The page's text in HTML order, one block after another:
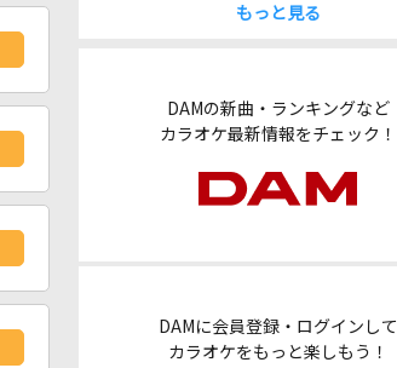
もっと見る
DAMの新曲・ランキングなど
カラオケ最新情報をチェック！
DAMに会員登録・ログインして
カラオケをもっと楽しもう！